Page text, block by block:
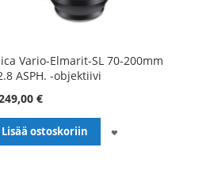
Vario-Elmarit-SL 70-200mm
ASPH. -objektiivi
€
Lisää ostoskoriin